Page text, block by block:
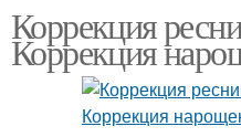
Коррекция
Коррекция